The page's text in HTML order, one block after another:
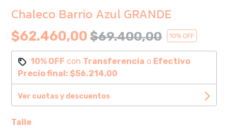
Chaleco Barrio Azul GRANDE
$62.460,00$69.400,00 10% OFF
10% OFF con Transferencia o Efectivo
Precio final:$56.214,00
Ver cuotas y descuentos
Talle